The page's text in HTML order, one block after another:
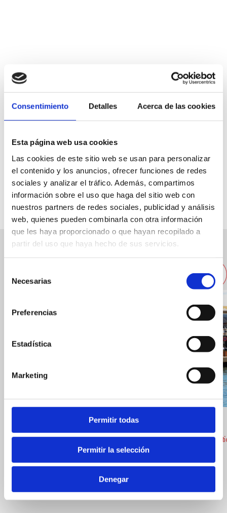
Consentimiento Detalles Acerca de las cookies
Esta página web usa cookies
Las cookies de este sitio web se usan para personalizar
el contenido y los anuncios, ofrecer funciones de redes
sociales y analizar el tráfico. Además, compartimos
información sobre el uso que haga del sitio web con
nuestros partners de redes sociales, publicidad y análisis
web, quienes pueden combinarla con otra información
que les haya proporcionado o que hayan recopilado a
partir del uso que haya hecho de sus servicios.
Necesarias
Preferencias
Estadística
Marketing
Permitir todas
Permitir la selección
Denegar
C/ Impressors Botella, 6 bajo
+34 966 432 723/ +34 695 266 681
Web
Otras empresas cercanas
Antonio Roselló Salort
Chárter